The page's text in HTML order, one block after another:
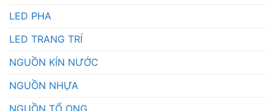
LED PHA
LED TRANG TRÍ
NGUỒN KÍN NƯỚC
NGUỒN NHỰA